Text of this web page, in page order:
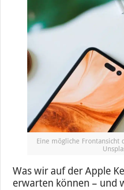
Eine mögliche Frontansicht
Was wir auf der Apple
erwarten können – und